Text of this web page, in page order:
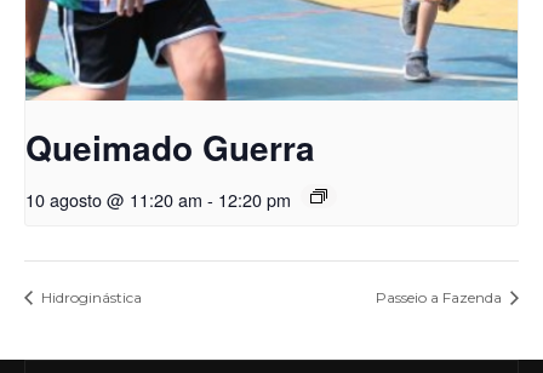
Queimado Guerra
10 agosto @ 11:20 am - 12:20 pm
Hidroginástica Passeio a Fazenda